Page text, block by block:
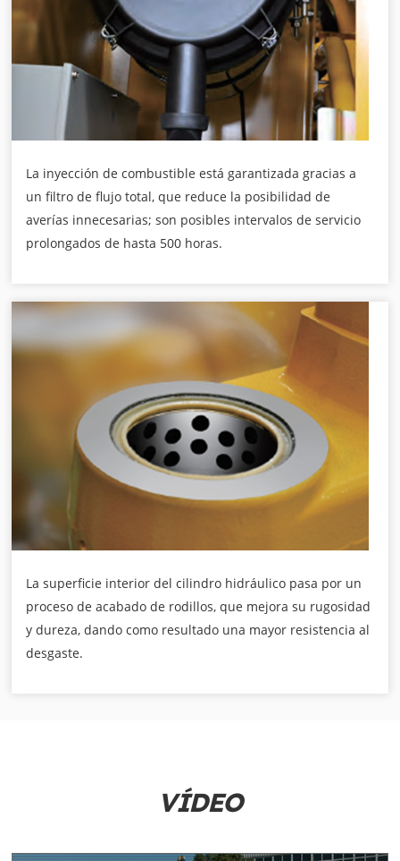
La inyección de combustible está garantizada gracias a
un filtro de flujo total, que reduce la posibilidad de
averías innecesarias; son posibles intervalos de servicio
prolongados de hasta 500 horas.
La superficie interior del cilindro hidráulico pasa por un
proceso de acabado de rodillos, que mejora su rugosidad
y dureza, dando como resultado una mayor resistencia al
desgaste.
VÍDEO